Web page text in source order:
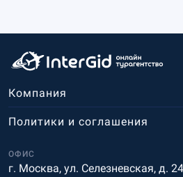
Компания
ОФИС
г. Москва, ул. Селезневская, д.
Политики и соглашения